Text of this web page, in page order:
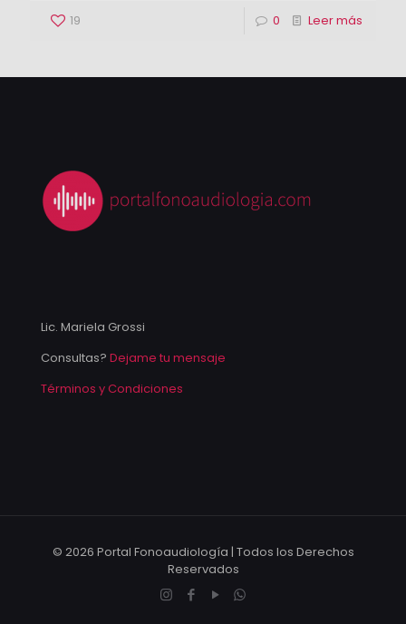
19 0 Leer más
Lic. Mariela Grossi
Consultas? Dejame tu mensaje
Términos y Condiciones
© 2026 Portal Fonoaudiología | Todos los Derechos
Reservados